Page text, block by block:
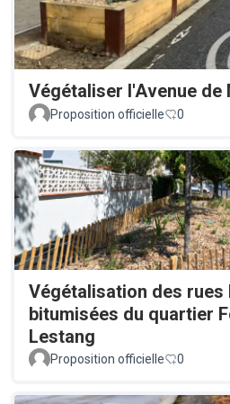
Végétaliser l'Avenue de
Proposition officielle
0
Végétalisation des rues
bitumisées du quartier
Lestang
Proposition officielle 0